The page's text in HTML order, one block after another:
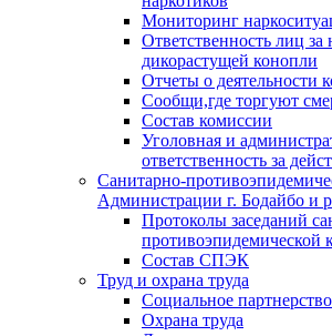
Мониторинг
Ответственность лиц
дикорастущей конопли
Отчеты о деятельности
Сообщи,где торгуют
Состав комиссии
Уголовная и
ответственность за
Санитарно-
Администрации г. Бодайбо и
Протоколы заседаний
противоэпидемической
Состав СПЭК
Труд и охрана труда
Социальное
Охрана труда